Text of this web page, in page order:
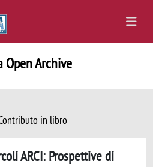
Open Archive
in libro
ARCI: Prospettive di